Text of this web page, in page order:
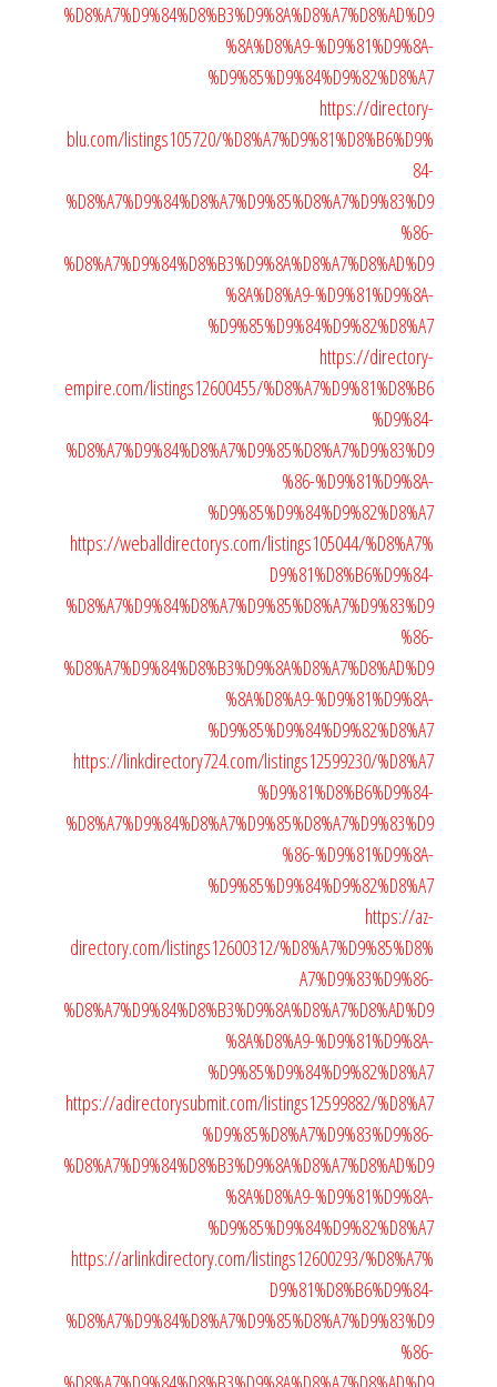
%D8%A7%D9%84%D8%B3%D9%8A%D8%A7%D8%AD%D9
%8A%D8%A9-%D9%81%D9%8A-
%D9%85%D9%84%D9%82%D8%A7
https://directory-
blu.com/listings105720/%D8%A7%D9%81%D8%B6%D9%
84-
%D8%A7%D9%84%D8%A7%D9%85%D8%A7%D9%83%D9
%86-
%D8%A7%D9%84%D8%B3%D9%8A%D8%A7%D8%AD%D9
%8A%D8%A9-%D9%81%D9%8A-
%D9%85%D9%84%D9%82%D8%A7
https://directory-
empire.com/listings12600455/%D8%A7%D9%81%D8%B6
%D9%84-
%D8%A7%D9%84%D8%A7%D9%85%D8%A7%D9%83%D9
%86-%D9%81%D9%8A-
%D9%85%D9%84%D9%82%D8%A7
https://weballdirectorys.com/listings105044/%D8%A7%
D9%81%D8%B6%D9%84-
%D8%A7%D9%84%D8%A7%D9%85%D8%A7%D9%83%D9
%86-
%D8%A7%D9%84%D8%B3%D9%8A%D8%A7%D8%AD%D9
%8A%D8%A9-%D9%81%D9%8A-
%D9%85%D9%84%D9%82%D8%A7
https://linkdirectory724.com/listings12599230/%D8%A7
%D9%81%D8%B6%D9%84-
%D8%A7%D9%84%D8%A7%D9%85%D8%A7%D9%83%D9
%86-%D9%81%D9%8A-
%D9%85%D9%84%D9%82%D8%A7
https://az-
directory.com/listings12600312/%D8%A7%D9%85%D8%
A7%D9%83%D9%86-
%D8%A7%D9%84%D8%B3%D9%8A%D8%A7%D8%AD%D9
%8A%D8%A9-%D9%81%D9%8A-
%D9%85%D9%84%D9%82%D8%A7
https://adirectorysubmit.com/listings12599882/%D8%A7
%D9%85%D8%A7%D9%83%D9%86-
%D8%A7%D9%84%D8%B3%D9%8A%D8%A7%D8%AD%D9
%8A%D8%A9-%D9%81%D9%8A-
%D9%85%D9%84%D9%82%D8%A7
https://arlinkdirectory.com/listings12600293/%D8%A7%
D9%81%D8%B6%D9%84-
%D8%A7%D9%84%D8%A7%D9%85%D8%A7%D9%83%D9
%86-